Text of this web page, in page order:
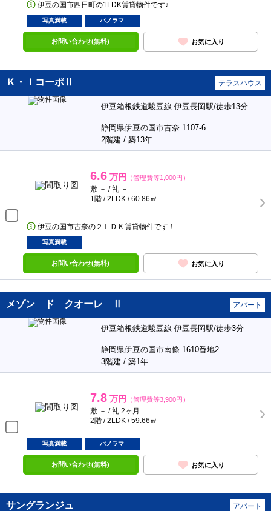
伊豆の国市四日町の1LDK賃貸物件です♪
写真満載 パノラマ
お問い合わせ(無料) お気に入り
Ｋ・ＩコーポⅡ テラスハウス
伊豆箱根鉄道駿豆線 伊豆長岡駅/徒歩13分
静岡県伊豆の国市古奈 1107-6
2階建 / 築13年
6.6 万円 （管理費等1,000円）
敷 － / 礼 －
1階 / 2LDK / 60.86㎡
伊豆の国市古奈の２ＬＤＫ賃貸物件です！
写真満載
お問い合わせ(無料) お気に入り
メゾン ド クオーレ Ⅱ アパート
伊豆箱根鉄道駿豆線 伊豆長岡駅/徒歩3分
静岡県伊豆の国市南條 1610番地2
3階建 / 築1年
7.8 万円 （管理費等3,900円）
敷 － / 礼 2ヶ月
2階 / 2LDK / 59.66㎡
写真満載 パノラマ
お問い合わせ(無料) お気に入り
サングランジュ アパート